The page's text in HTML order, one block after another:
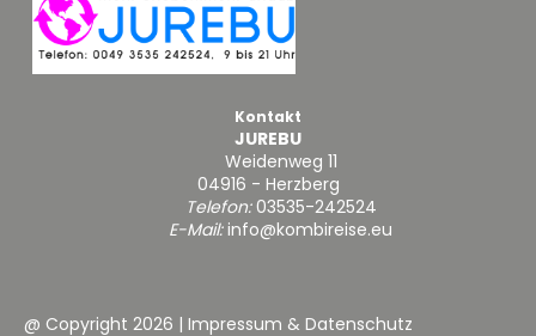
Kontakt
JUREBU
Weidenweg 11
04916 - Herzberg
Telefon:03535-242524
E-Mail:info@kombireise.eu
@ Copyright 2026 | Impressum & Datenschutz